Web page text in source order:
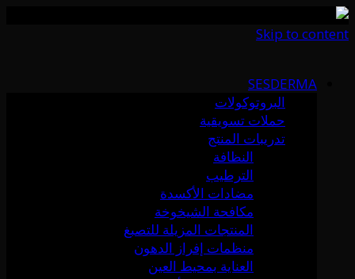
Skip to content
SESDERMA
البروتوكولات
حملات تسويقية
تدريبات المنتج
النظافة
الترطيب
مضادات الأكسدة
مكافحة الشيخوخة
المنتجات المزيلة للتصبغ
منظمات إفراز الدهون
العناية بمحيط العين